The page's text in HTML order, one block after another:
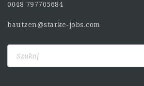
0048 797705684
bautzen@starke-jobs.com